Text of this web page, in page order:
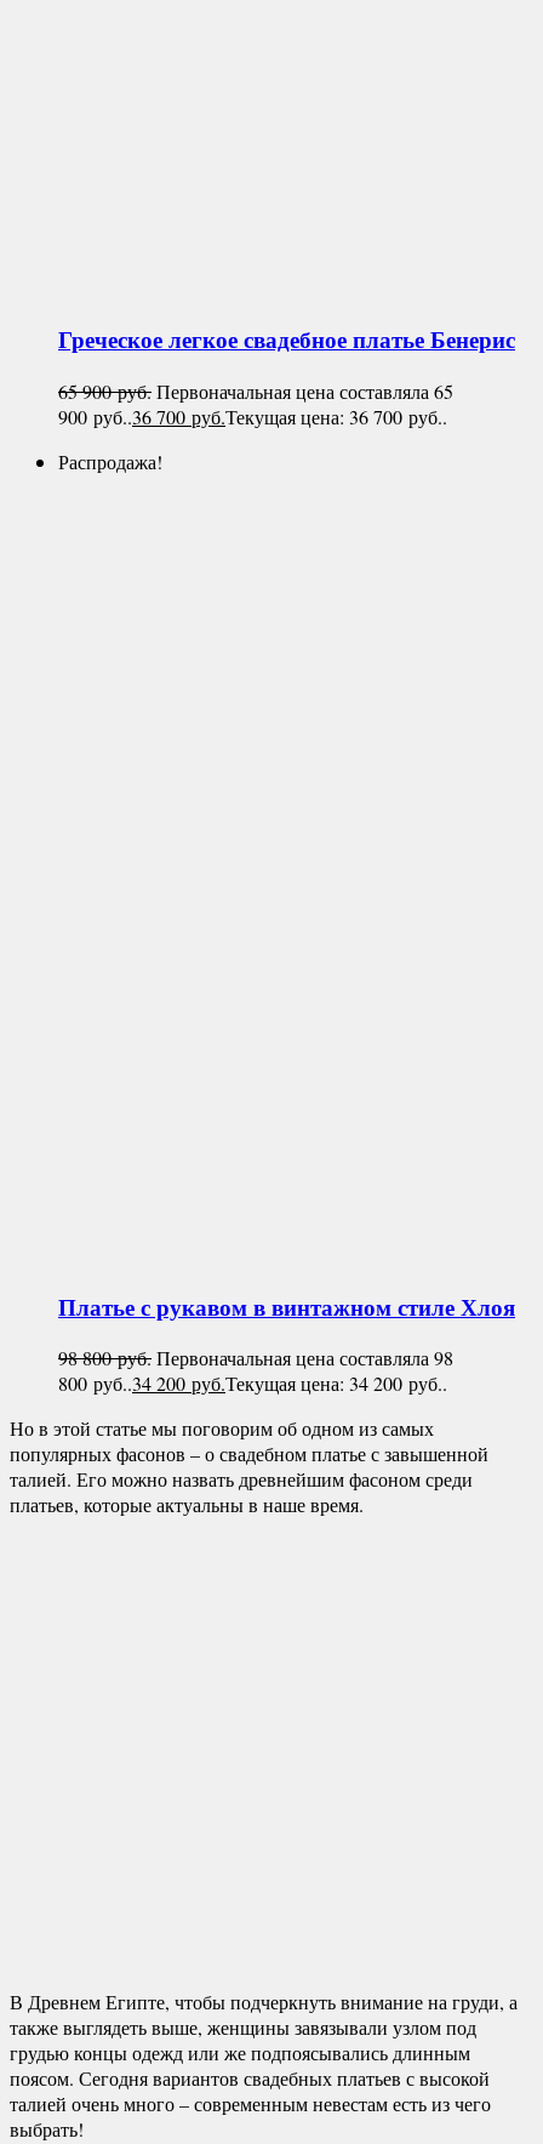
Греческое легкое свадебное платьеБенерис
65 900руб.Первоначальная цена составляла 65
900 руб..36 700 руб.Текущая цена: 36 700 руб..
Распродажа!
Платье с рукавом в винтажном стилеХлоя
98 800руб.Первоначальная цена составляла 98
800 руб..34 200 руб.Текущая цена: 34 200 руб..
Но в этой статье мы поговорим об одном из самых
популярных фасонов – о свадебном платье с завышенной
талией. Его можно назвать древнейшим фасоном среди
платьев, которые актуальны в наше время.
В Древнем Египте, чтобы подчеркнуть внимание на груди, а
также выглядеть выше, женщины завязывали узлом под
грудью концы одежд или же подпоясывались длинным
поясом. Сегодня вариантов свадебных платьев с высокой
талией очень много – современным невестам есть из чего
выбрать!